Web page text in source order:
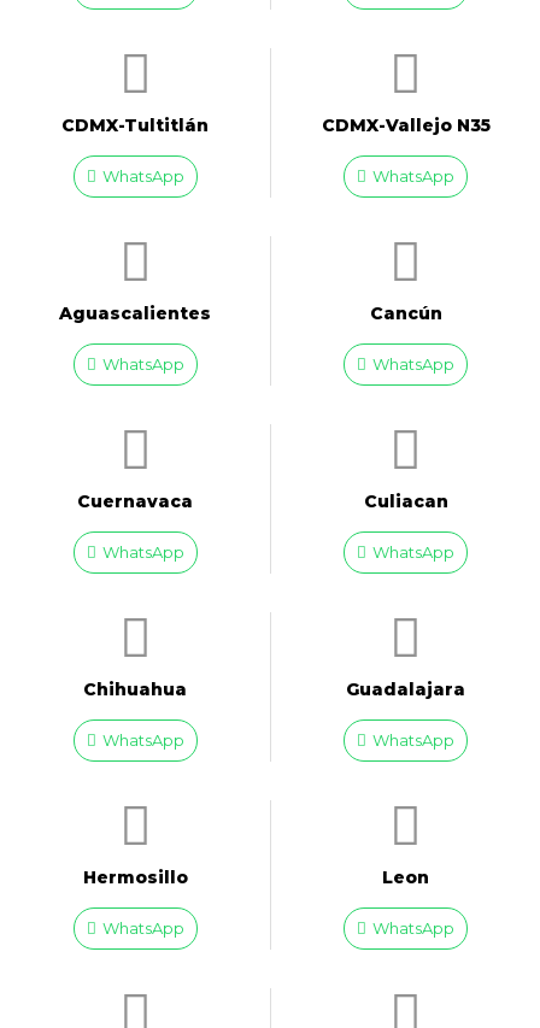
CDMX-Tultitlán
WhatsApp
CDMX-Vallejo N35
WhatsApp
Aguascalientes
WhatsApp
Cancún
WhatsApp
Cuernavaca
WhatsApp
Culiacan
WhatsApp
Chihuahua
WhatsApp
Guadalajara
WhatsApp
Hermosillo
WhatsApp
Leon
WhatsApp